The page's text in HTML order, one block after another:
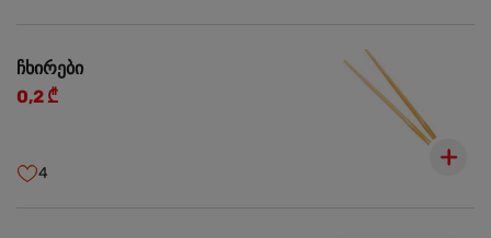
ჩხირები
0,2 ₾
4